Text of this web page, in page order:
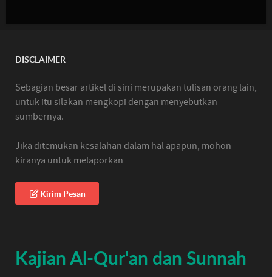
DISCLAIMER
Sebagian besar artikel di sini merupakan tulisan orang lain,
untuk itu silakan mengkopi dengan menyebutkan
sumbernya.
Jika ditemukan kesalahan dalam hal apapun, mohon
kiranya untuk melaporkan
Kirim Pesan
Kajian Al-Qur'an dan Sunnah